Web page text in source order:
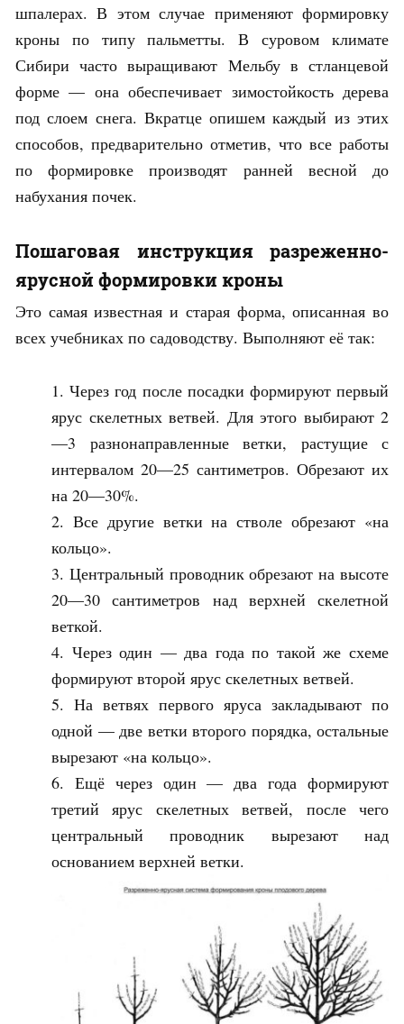
шпалерах. В этом случае применяют формировку
кроны по типу пальметты. В суровом климате
Сибири часто выращивают Мельбу в стланцевой
форме — она обеспечивает зимостойкость дерева
под слоем снега. Вкратце опишем каждый из этих
способов, предварительно отметив, что все работы
по формировке производят ранней весной до
набухания почек.
Пошаговая инструкция разреженно-
ярусной формировки кроны
Это самая известная и старая форма, описанная во
всех учебниках по садоводству. Выполняют её так:
Через год после посадки формируют первый
ярус скелетных ветвей. Для этого выбирают 2
—3 разнонаправленные ветки, растущие с
интервалом 20—25 сантиметров. Обрезают их
на 20—30%.
Все другие ветки на стволе обрезают «на
кольцо».
Центральный проводник обрезают на высоте
20—30 сантиметров над верхней скелетной
веткой.
Через один — два года по такой же схеме
формируют второй ярус скелетных ветвей.
На ветвях первого яруса закладывают по
одной — две ветки второго порядка, остальные
вырезают «на кольцо».
Ещё через один — два года формируют
третий ярус скелетных ветвей, после чего
центральный проводник вырезают над
основанием верхней ветки.